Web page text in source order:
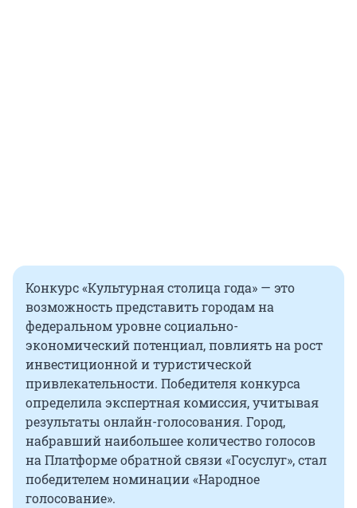
Конкурс «Культурная столица года» — это
возможность представить городам на
федеральном уровне социально-
экономический потенциал, повлиять на рост
инвестиционной и туристической
привлекательности. Победителя конкурса
определила экспертная комиссия, учитывая
результаты онлайн-голосования. Город,
набравший наибольшее количество голосов
на Платформе обратной связи «Госуслуг», стал
победителем номинации «Народное
голосование».